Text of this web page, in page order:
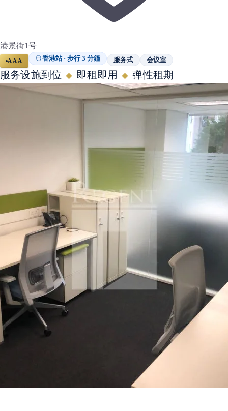
港景街1号
AAA 香港站 · 步行 3 分鐘 服务式 会议室
服务设施到位 ◆ 即租即用 ◆ 弹性租期